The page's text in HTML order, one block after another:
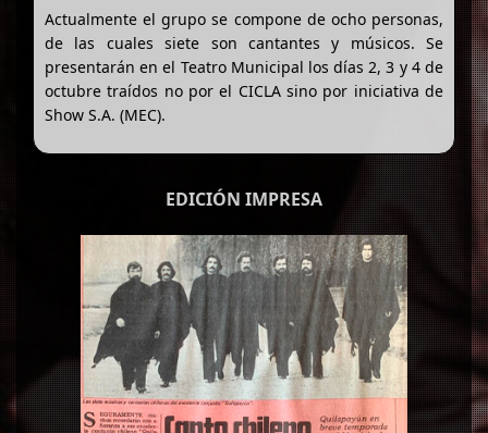
Actualmente el grupo se compone de ocho personas,
de las cuales siete son cantantes y músicos. Se
presentarán en el Teatro Municipal los días 2, 3 y 4 de
octubre traídos no por el CICLA sino por iniciativa de
Show S.A. (MEC).
EDICIÓN IMPRESA